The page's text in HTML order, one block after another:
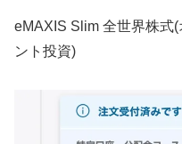
eMAXIS Slim 全世界株式
ント投資)